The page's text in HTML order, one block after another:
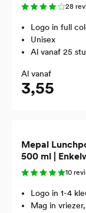
28
Logo in full
Unisex
Al vanaf 25
Al vanaf
3,55
Mepal
500 ml |
10
Logo in 1-4
Mag in